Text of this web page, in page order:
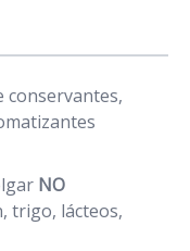
conservantes,
NO
trigo, lácteos,